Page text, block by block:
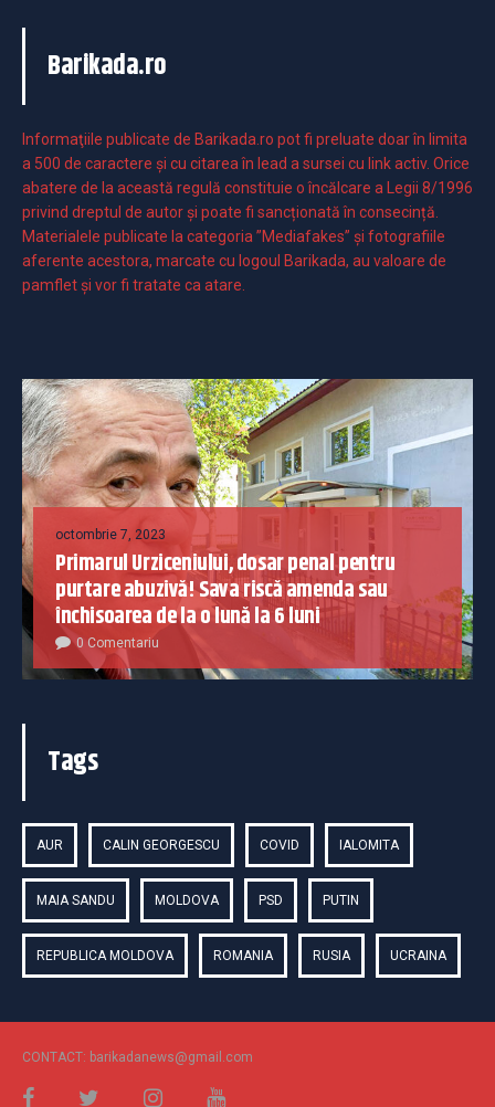
Barikada.ro
Informaţiile publicate de Barikada.ro pot fi preluate doar în limita
a 500 de caractere şi cu citarea în lead a sursei cu link activ. Orice
abatere de la această regulă constituie o încălcare a Legii 8/1996
privind dreptul de autor și poate fi sancționată în consecință.
Materialele publicate la categoria ”Mediafakes” și fotografiile
aferente acestora, marcate cu logoul Barikada, au valoare de
pamflet și vor fi tratate ca atare.
octombrie 7, 2023
Primarul Urziceniului, dosar penal pentru
purtare abuzivă! Sava riscă amenda sau
închisoarea de la o lună la 6 luni
0 Comentariu
Tags
AUR CALIN GEORGESCU COVID IALOMITA
MAIA SANDU MOLDOVA PSD PUTIN
REPUBLICA MOLDOVA ROMANIA RUSIA UCRAINA
CONTACT: barikadanews@gmail.com